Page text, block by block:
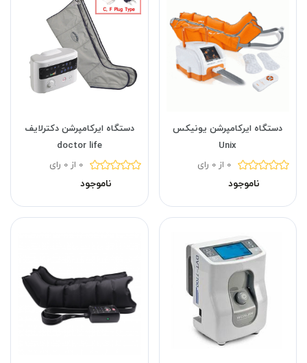
دستگاه ایرکامپرشن یونیکس
Unix
0 از 0 رای
ناموجود
دستگاه ایرکامپرشن دکترلایف
doctor life
0 از 0 رای
ناموجود